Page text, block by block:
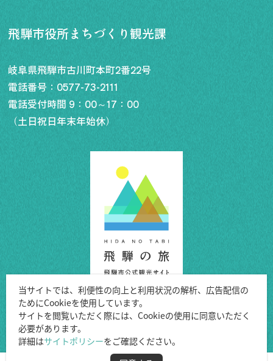
飛騨市役所まちづくり観光課
岐阜県飛騨市古川町本町2番22号
電話番号： 0577-73-2111
電話受付時間 9：00～17：00
（土日祝日年末年始休）
Copyright ©Hida City.
当サイトでは、利便性の向上と利用状況の解析、広告配信の
ためにCookieを使用しています。
サイトを閲覧いただく際には、Cookieの使用に同意いただく
必要があります。
詳細はサイトポリシーをご確認ください。